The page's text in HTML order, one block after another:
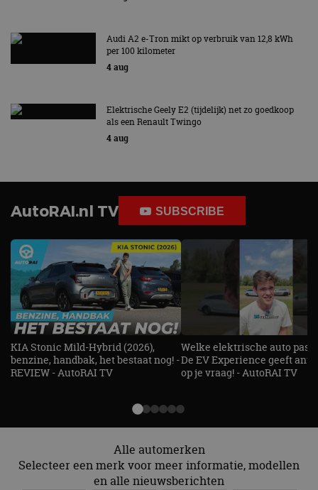
Audi A2 e-Tron mikt op verbruik van 12,8 kWh
per 100 kilometer
4 aug
Elektrische Geely E2 (tijdelijk) net zo goedkoop
als een Renault Twingo
4 aug
AutoRAI.nl TV SUBSCRIBE
KIA Stonic Mild-Hybrid (2026),
benzine, handbak, het bestaat nog! -
REVIEW - AutoRAI TV
Welke elektrische auto past
De EV Experience geeft
op je vraag! - AutoRAI TV
Alle automerken
Selecteer een merk voor meer informatie, modellen
en alle nieuwsberichten